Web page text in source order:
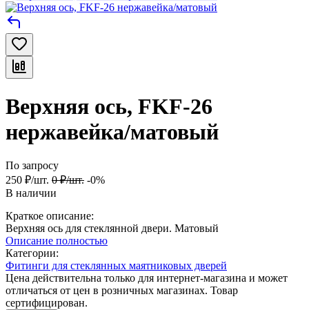
Верхняя ось, FKF-26
нержавейка/матовый
По запросу
250 ₽/шт. 0 ₽/шт. -0%
В наличии
Краткое описание:
Верхняя ось для стеклянной двери. Матовый
Описание полностью
Категории:
Фитинги для стеклянных маятниковых дверей
Цена действительна только для интернет-магазина и может
отличаться от цен в розничных магазинах. Товар
сертифицирован.